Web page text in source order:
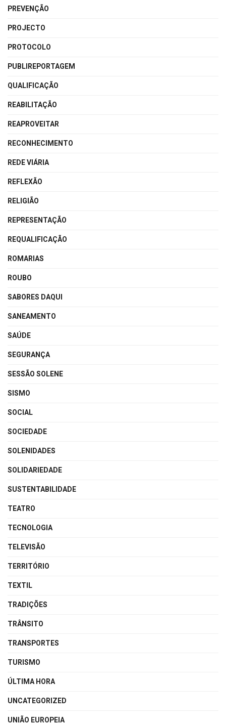
PREVENÇÃO
PROJECTO
PROTOCOLO
PUBLIREPORTAGEM
QUALIFICAÇÃO
REABILITAÇÃO
REAPROVEITAR
RECONHECIMENTO
REDE VIÁRIA
REFLEXÃO
RELIGIÃO
REPRESENTAÇÃO
REQUALIFICAÇÃO
ROMARIAS
ROUBO
SABORES DAQUI
SANEAMENTO
SAÚDE
SEGURANÇA
SESSÃO SOLENE
SISMO
SOCIAL
SOCIEDADE
SOLENIDADES
SOLIDARIEDADE
SUSTENTABILIDADE
TEATRO
TECNOLOGIA
TELEVISÃO
TERRITÓRIO
TEXTIL
TRADIÇÕES
TRÂNSITO
TRANSPORTES
TURISMO
ÚLTIMA HORA
UNCATEGORIZED
UNIÃO EUROPEIA